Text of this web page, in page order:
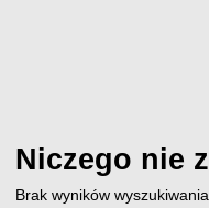
Niczego nie
Brak wyników